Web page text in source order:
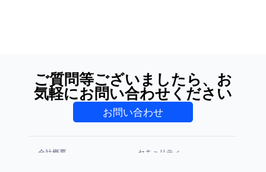
ご質問等ございましたら、お
気軽にお問い合わせください
お問い合わせ
会社概要
セキュリティ